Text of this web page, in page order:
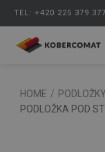
TEL: +420 225 379
HOME /
PODLOŽKA POD